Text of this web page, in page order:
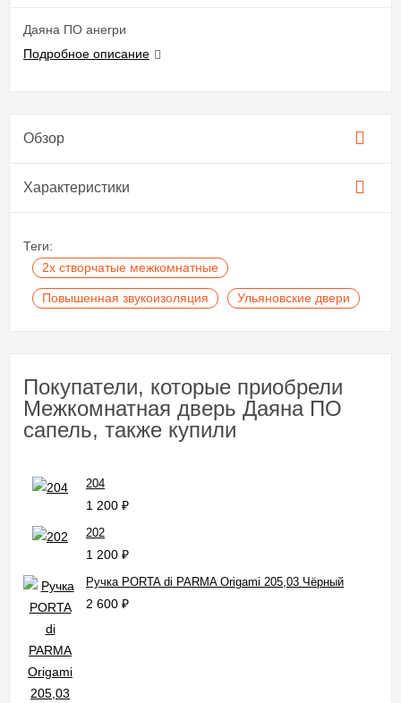
Даяна ПО анегри
Подробное описание
Обзор
Характеристики
Теги:
2х створчатые межкомнатные
Повышенная звукоизоляция Ульяновские двери
Покупатели, которые приобрели
Межкомнатная дверь Даяна ПО
сапель, также купили
204
1 200 ₽
202
1 200 ₽
Ручка PORTA di PARMA Origami 205,03 Чёрный
2 600 ₽